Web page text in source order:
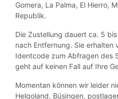
Gomera, La Palma, El Hierro,
Republik.
Die Zustellung dauert ca. 5
nach Entfernung. Sie erhalten
Identcode zum Abfragen des
geht auf keinen Fall auf Ihre
Momentan können wir leider
Helgoland, Büsingen,